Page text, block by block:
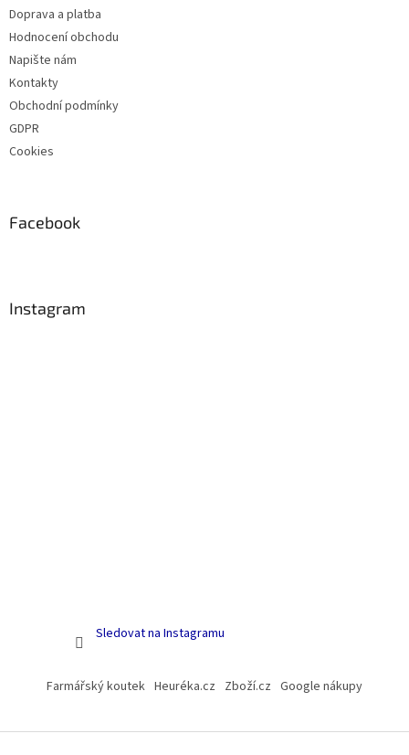
Doprava a platba
Hodnocení obchodu
Napište nám
Kontakty
Obchodní podmínky
GDPR
Cookies
Facebook
Instagram
Sledovat na Instagramu
Farmářský koutek Heuréka.cz Zboží.cz Google nákupy